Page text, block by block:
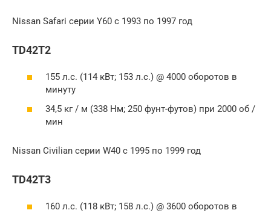
Nissan Safari серии Y60 с 1993 по 1997 год
TD42T2
155 л.с. (114 кВт; 153 л.с.) @ 4000 оборотов в
минуту
34,5 кг / м (338 Нм; 250 фунт-футов) при 2000 об /
мин
Nissan Civilian серии W40 с 1995 по 1999 год
TD42T3
160 л.с. (118 кВт; 158 л.с.) @ 3600 оборотов в